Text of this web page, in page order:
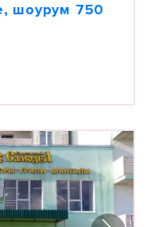
шоурум 750